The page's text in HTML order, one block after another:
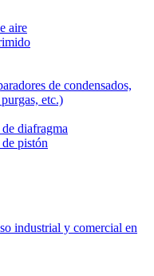
aire
de condensados,
etc.)
diafragma
pistón